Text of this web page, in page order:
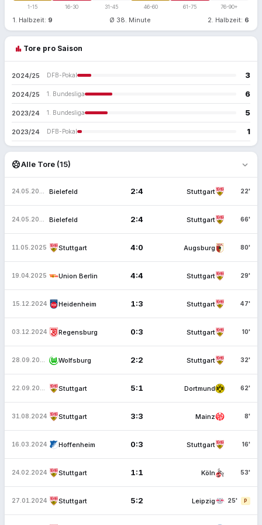
1-15 16-30 31-45 46-60 61-75 76-90+
1. Halbzeit: 9 Ø 38. Minute 2. Halbzeit: 6
bar_chart Tore pro Saison
2024/25 DFB-Pokal 3
2024/25 1. Bundesliga 6
2023/24 1. Bundesliga 5
2023/24 DFB-Pokal 1
sports_soccerAlle Tore (15) expand_more
Bielefeld 2:4 Stuttgart 22'
Bielefeld 2:4 Stuttgart 66'
11.05.2025 Stuttgart 4:0 Augsburg 80'
19.04.2025 Union Berlin 4:4 Stuttgart 29'
15.12.2024 Heidenheim 1:3 Stuttgart 47'
03.12.2024 Regensburg 0:3 Stuttgart 10'
Wolfsburg 2:2 Stuttgart 32'
Stuttgart 5:1 Dortmund 62'
31.08.2024 Stuttgart 3:3 Mainz 8'
16.03.2024 Hoffenheim 0:3 Stuttgart 16'
24.02.2024 Stuttgart 1:1 Köln 53'
27.01.2024 Stuttgart 5:2 Leipzig 25' P